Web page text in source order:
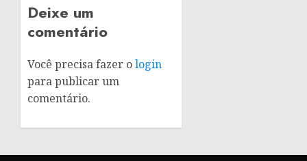
Deixe um
comentário
Você precisa fazer ologin
para publicar um
comentário.